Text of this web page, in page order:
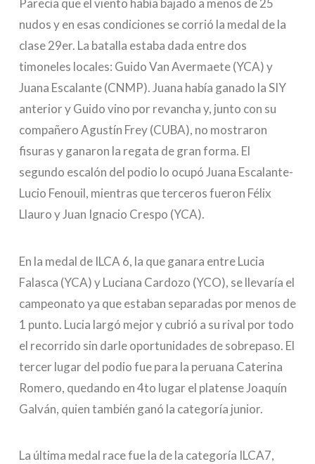
Parecía que el viento había bajado a menos de 25
nudos y en esas condiciones se corrió la medal de la
clase 29er. La batalla estaba dada entre dos
timoneles locales: Guido Van Avermaete (YCA) y
Juana Escalante (CNMP). Juana había ganado la SIY
anterior y Guido vino por revancha y, junto con su
compañero Agustín Frey (CUBA), no mostraron
fisuras y ganaron la regata de gran forma. El
segundo escalón del podio lo ocupó Juana Escalante-
Lucio Fenouil, mientras que terceros fueron Félix
Llauro y Juan Ignacio Crespo (YCA).
En la medal de ILCA 6, la que ganara entre Lucia
Falasca (YCA) y Luciana Cardozo (YCO), se llevaría el
campeonato ya que estaban separadas por menos de
1 punto. Lucia largó mejor y cubrió a su rival por todo
el recorrido sin darle oportunidades de sobrepaso. El
tercer lugar del podio fue para la peruana Caterina
Romero, quedando en 4to lugar el platense Joaquín
Galván, quien también ganó la categoría junior.
La última medal race fue la de la categoría ILCA7,